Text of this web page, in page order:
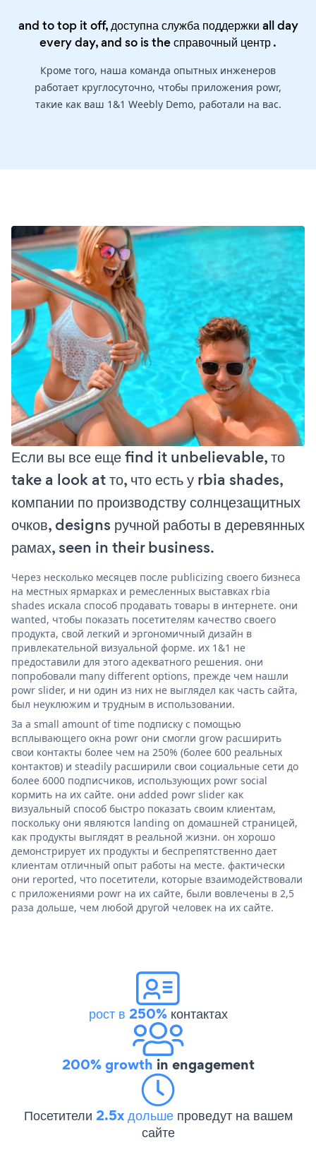
and to top it off, доступна служба поддержки all day
every day, and so is theсправочный центр.
Кроме того, наша команда опытных инженеров
работает круглосуточно, чтобы приложения powr,
такие как ваш 1&1 Weebly Demo, работали на вас.
Если вы все еще find it unbelievable, то
take a look at то, что есть у rbia shades,
компании по производству солнцезащитных
очков, designs ручной работы в деревянных
рамах, seen in their business.
Через несколько месяцев после publicizing своего бизнеса
на местных ярмарках и ремесленных выставках rbia
shades искала способ продавать товары в интернете. они
wanted, чтобы показать посетителям качество своего
продукта, свой легкий и эргономичный дизайн в
привлекательной визуальной форме. их 1&1 не
предоставили для этого адекватного решения. они
попробовали many different options, прежде чем нашли
powr slider, и ни один из них не выглядел как часть сайта,
был неуклюжим и трудным в использовании.
За a small amount of time подписку с помощью
всплывающего окна powr они смогли grow расширить
свои контакты более чем на 250% (более 600 реальных
контактов) и steadily расширили свои социальные сети до
более 6000 подписчиков, использующих powr social
кормить на их сайте. они added powr slider как
визуальный способ быстро показать своим клиентам,
поскольку они являются landing on домашней страницей,
как продукты выглядят в реальной жизни. он хорошо
демонстрирует их продукты и беспрепятственно дает
клиентам отличный опыт работы на месте. фактически
они reported, что посетители, которые взаимодействовали
с приложениями powr на их сайте, были вовлечены в 2,5
раза дольше, чем любой другой человек на их сайте.
рост в 250%контактах
200% growth in engagement
Посетители 2.5x дольше проведут на вашем
сайте